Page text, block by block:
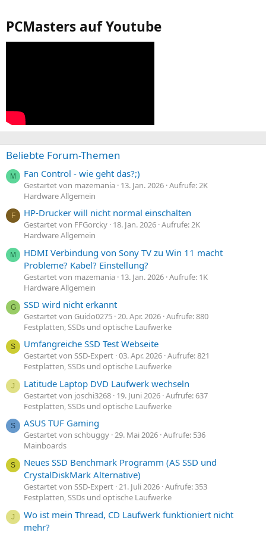
PCMasters auf Youtube
Beliebte Forum-Themen
M Fan Control - wie geht das?;)
Gestartet von mazemania 13. Jan. 2026 Aufrufe: 2K
Hardware Allgemein
F HP-Drucker will nicht normal einschalten
Gestartet von FFGorcky 18. Jan. 2026 Aufrufe: 2K
Hardware Allgemein
M
HDMI Verbindung von Sony TV zu Win 11 macht
Probleme? Kabel? Einstellung?
Gestartet von mazemania 13. Jan. 2026 Aufrufe: 1K
Hardware Allgemein
G SSD wird nicht erkannt
Gestartet von Guido0275 20. Apr. 2026 Aufrufe: 880
Festplatten, SSDs und optische Laufwerke
S Umfangreiche SSD Test Webseite
Gestartet von SSD-Expert 03. Apr. 2026 Aufrufe: 821
Festplatten, SSDs und optische Laufwerke
J Latitude Laptop DVD Laufwerk wechseln
Gestartet von joschi3268 19. Juni 2026 Aufrufe: 637
Festplatten, SSDs und optische Laufwerke
S ASUS TUF Gaming
Gestartet von schbuggy 29. Mai 2026 Aufrufe: 536
Mainboards
S
Neues SSD Benchmark Programm (AS SSD und
CrystalDiskMark Alternative)
Gestartet von SSD-Expert 21. Juli 2026 Aufrufe: 353
Festplatten, SSDs und optische Laufwerke
J
Wo ist mein Thread, CD Laufwerk funktioniert nicht
mehr?